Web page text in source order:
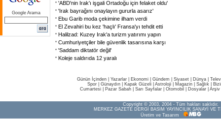
Google Arama
'ABD'nin Irak'ı işgali Ortadoğu için felaket oldu'
'Irak bayrağını onaylayın gururla asarız'
Ebu Garib moda çekimine ilham verdi
El Zevahiri bu kez 'haçlı' Fransa'yı tehdit etti
Halilzad: Kuzey Irak'a turizm yatırımı yapın
Cumhuriyetçiler bile güvenlik tasarısına karşı
'Saddam diktatör değil'
Koleje saldırıda 12 yaralı
Günün İçinden Yazarlar Ekonomi Gündem Siyaset Dünya |
Spor
Günaydın Kapak Güzeli Astroloji Magazin Sağlık
Cumartesi
Pazar Sabah Sarı Sayfalar Otomobil Dosyalar Arşiv
Copyright © 2003, 2004 - Tüm hakları saklıdır.
MERKEZ GAZETE DERGİ BASIM YAYINCILIK SANAYİ VE
Üretim ve Tasarım